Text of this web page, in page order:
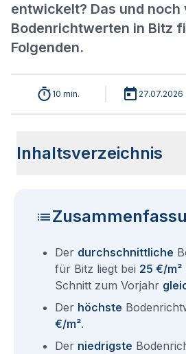
entwickelt? Das und noch
Bodenrichtwerten in Bitz
Folgenden.
10 min. 27.07.2026
Inhaltsverzeichnis
Der durchschnittliche
für Bitz liegt bei 25 €/m²
Schnitt zum Vorjahr
Der höchste
€/m².
Der niedrigste